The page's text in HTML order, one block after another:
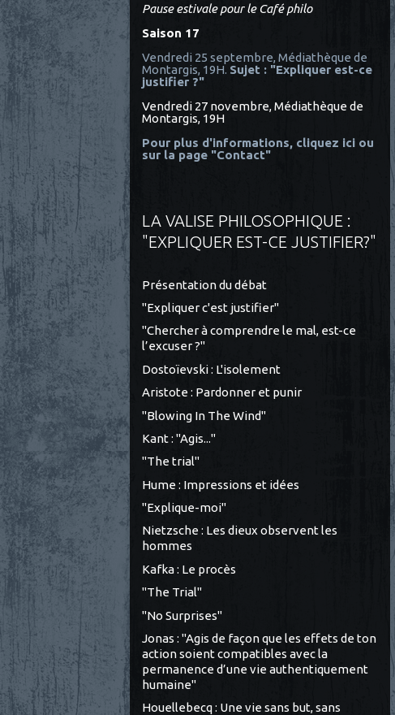
Pause estivale pour le Café philo
Saison 17
Vendredi 25 septembre, Médiathèque de
Montargis, 19H. Sujet : "Expliquer est-ce
justifier ?"
Vendredi 27 novembre, Médiathèque de
Montargis, 19H
Pour plus d'informations, cliquez ici ou
sur la page "Contact"
LA VALISE PHILOSOPHIQUE :
"EXPLIQUER EST-CE JUSTIFIER?"
Présentation du débat
"Expliquer c'est justifier"
"Chercher à comprendre le mal, est-ce
l’excuser ?"
Dostoïevski : L'isolement
Aristote : Pardonner et punir
"Blowing In The Wind"
Kant : "Agis..."
"The trial"
Hume : Impressions et idées
"Explique-moi"
Nietzsche : Les dieux observent les
hommes
Kafka : Le procès
"The Trial"
"No Surprises"
Jonas : "Agis de façon que les effets de ton
action soient compatibles avec la
permanence d’une vie authentiquement
humaine"
Houellebecq : Une vie sans but, sans